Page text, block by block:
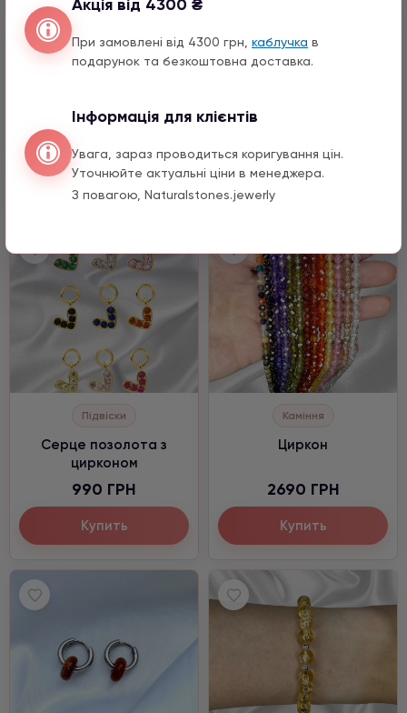
Акція від 4300 ₴
При замовлені від 4300 грн, каблучка в
подарунок та безкоштовна доставка.
Інформація для клієнтів
Увага, зараз проводиться коригування цін.
Уточнюйте актуальні ціни в менеджера.
З повагою, Naturalstones.jewerly
Каміння
2660 ГРН
Купить
Підвіски
Купить
Підвіски
Серце позолота з
цирконом
990 ГРН
Купить
Каміння
Циркон
2690 ГРН
Купить